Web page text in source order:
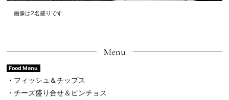
画像は2名盛りです
Menu
Food Menu
・フィッシュ＆チップス
・チーズ盛り合せ＆ピンチョス